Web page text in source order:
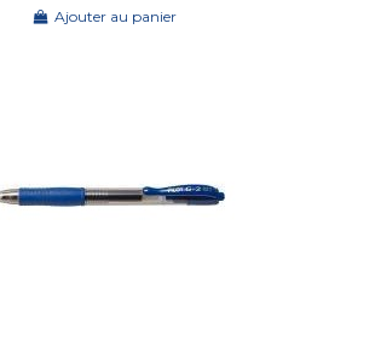
Ajouter au panier